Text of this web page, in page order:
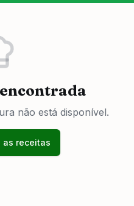
não está disponível.
as receitas